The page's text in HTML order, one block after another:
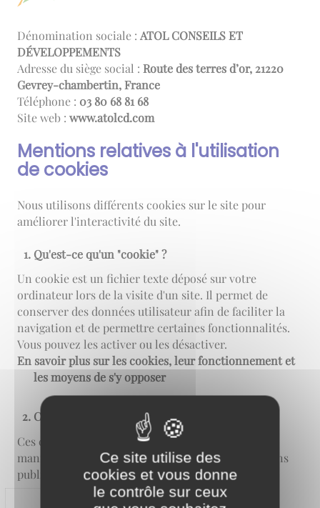
Dénomination sociale : ATOL CONSEILS ET
DÉVELOPPEMENTS
Adresse du siège social : Route des terres d’or, 21220
Gevrey-chambertin, France
Téléphone : 86 18 86 08 30
Site web : www.atolcd.com
Mentions relatives à l'utilisation
de cookies
Nous utilisons différents cookies sur le site pour
améliorer l'interactivité du site.
Qu'est-ce qu'un "cookie" ?
Un cookie est un fichier texte déposé sur votre
ordinateur lors de la visite d'un site. Il permet de
conserver des données utilisateur afin de faciliter la
navigation et de permettre certaines fonctionnalités.
Vous pouvez les activer ou les désactiver.
En savoir plus sur les cookies, leur fonctionnement et
les moyens de s'y opposer
Cookies nécessaires au site pour fonctionner
Ces cookies permettent au site de fonctionner de
manière optimale et ils ne sont pas utilisés à des fins
publicitaires.
Ce site utilise des
cookies et vous donne
le contrôle sur ceux